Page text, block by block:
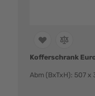
Kofferschrank
Abm (BxTxH): 507 x